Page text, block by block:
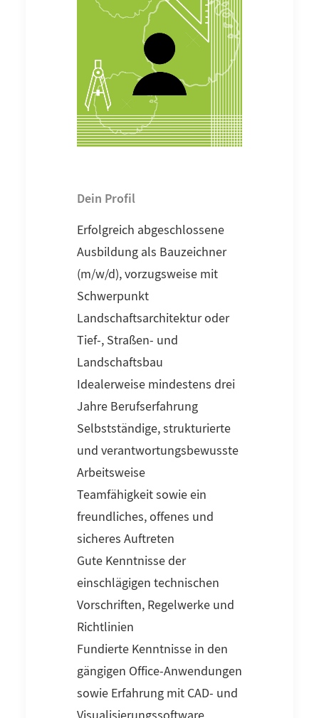
Dein Profil
Erfolgreich abgeschlossene
Ausbildung als Bauzeichner
(m/w/d), vorzugsweise mit
Schwerpunkt
Landschaftsarchitektur oder
Tief-, Straßen- und
Landschaftsbau
Idealerweise mindestens drei
Jahre Berufserfahrung
Selbstständige, strukturierte
und verantwortungsbewusste
Arbeitsweise
Teamfähigkeit sowie ein
freundliches, offenes und
sicheres Auftreten
Gute Kenntnisse der
einschlägigen technischen
Vorschriften, Regelwerke und
Richtlinien
Fundierte Kenntnisse in den
gängigen Office-Anwendungen
sowie Erfahrung mit CAD- und